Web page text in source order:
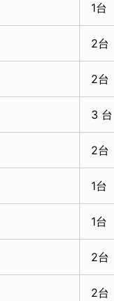
1台
2台
2台
3 台
2台
1台
1台
2台
2台